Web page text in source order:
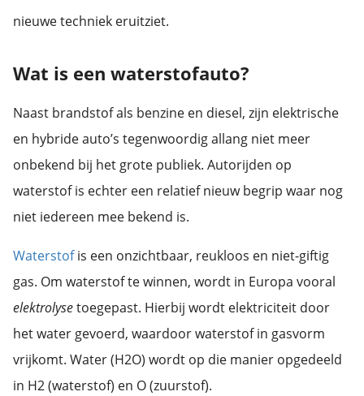
nieuwe techniek eruitziet.
Wat is een waterstofauto?
Naast brandstof als benzine en diesel, zijn elektrische
en hybride auto’s tegenwoordig allang niet meer
onbekend bij het grote publiek. Autorijden op
waterstof is echter een relatief nieuw begrip waar nog
niet iedereen mee bekend is.
Waterstofis een onzichtbaar, reukloos en niet-giftig
gas. Om waterstof te winnen, wordt in Europa vooral
elektrolysetoegepast. Hierbij wordt elektriciteit door
het water gevoerd, waardoor waterstof in gasvorm
vrijkomt. Water (H2O) wordt op die manier opgedeeld
in H2 (waterstof) en O (zuurstof).